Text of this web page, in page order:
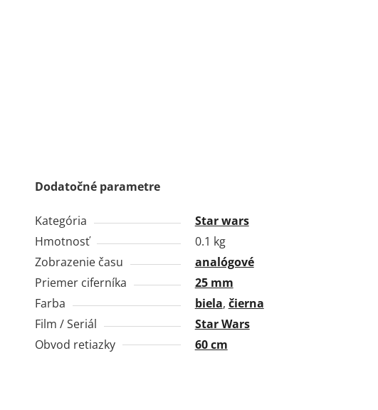
Dodatočné parametre
Kategória
Star wars
Hmotnosť
0.1 kg
Zobrazenie času
analógové
Priemer ciferníka
25 mm
Farba
biela, čierna
Film / Seriál
Star Wars
Obvod retiazky
60 cm